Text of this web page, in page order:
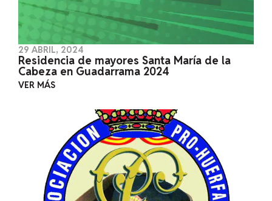
29 ABRIL, 2024
Residencia de mayores Santa María de la
Cabeza en Guadarrama 2024
VER MÁS